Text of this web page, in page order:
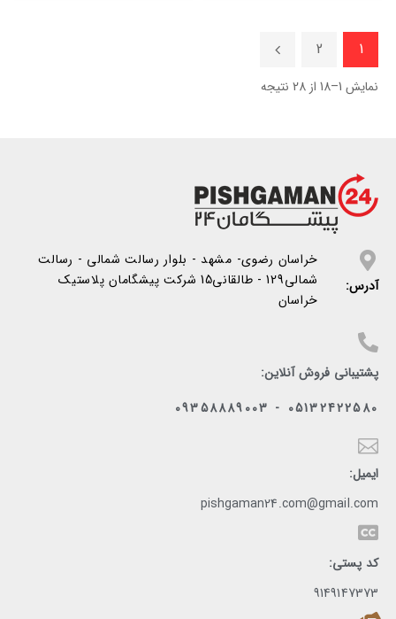
1
2
نمایش 1–18 از 28 نتیجه
آدرس:
خراسان رضوی- مشهد - بلوار رسالت شمالی - رسالت
شمالی129 - طالقانی15 شرکت پیشگامان پلاستیک
خراسان
پشتیبانی فروش آنلاین:
05132422580 - 09358889003
ایمیل:
pishgaman24.com@gmail.com
کد پستی:
9149147373